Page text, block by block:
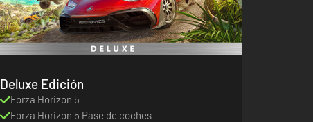
Deluxe Edición
Forza Horizon 5
Forza Horizon 5 Pase de coches